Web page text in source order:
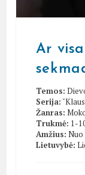
Ar
Temos:
Serija:
Žanras:
Trukmė: 1-
Amžius: Nuo
Lietuvybė: